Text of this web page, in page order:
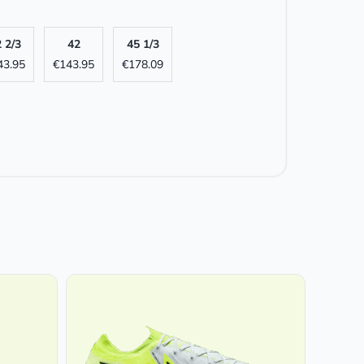
2/3
42
€143.95
45 1/3
€178.09